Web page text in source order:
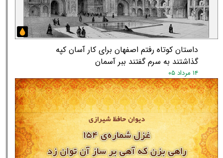
داستان کوتاه رفتم اصفهان برای کار آسان کپه
گذاشتند به سرم گفتند ببر آسمان
۱۴ مرداد ۰۵